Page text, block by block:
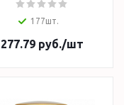
177шт.
277.79руб./шт